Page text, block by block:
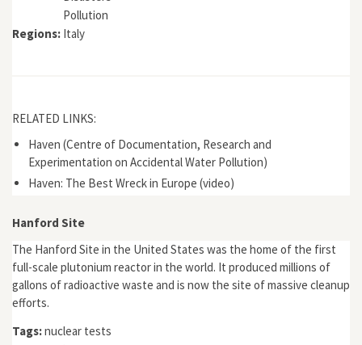
Pollution
Regions: Italy
RELATED LINKS:
Haven (Centre of Documentation, Research and
Experimentation on Accidental Water Pollution)
Haven: The Best Wreck in Europe (video)
Hanford Site
The Hanford Site in the United States was the home of the first
full-scale plutonium reactor in the world. It produced millions of
gallons of radioactive waste and is now the site of massive cleanup
efforts.
Tags:nuclear tests